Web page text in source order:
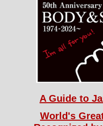
A Guide to
World's